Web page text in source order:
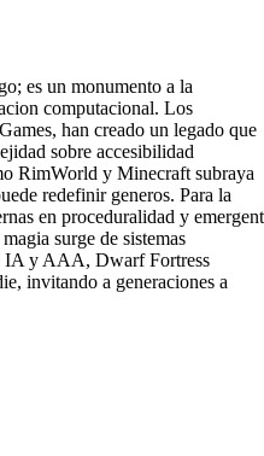
es un monumento a la
computacional. Los
han creado un legado que
sobre accesibilidad
RimWorld y Minecraft subraya
redefinir generos. Para la
en proceduralidad y emergent
surge de sistemas
IA y AAA, Dwarf Fortress
invitando a generaciones a